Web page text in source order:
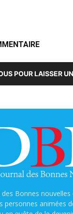
POUR LAISSER
Bonnes nouvelles
personnes animées